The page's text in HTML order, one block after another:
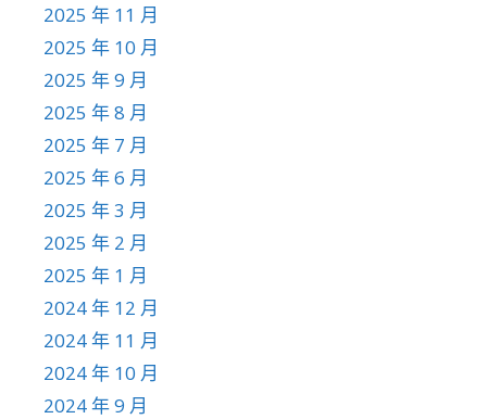
2025 年 11 月
2025 年 10 月
2025 年 9 月
2025 年 8 月
2025 年 7 月
2025 年 6 月
2025 年 3 月
2025 年 2 月
2025 年 1 月
2024 年 12 月
2024 年 11 月
2024 年 10 月
2024 年 9 月